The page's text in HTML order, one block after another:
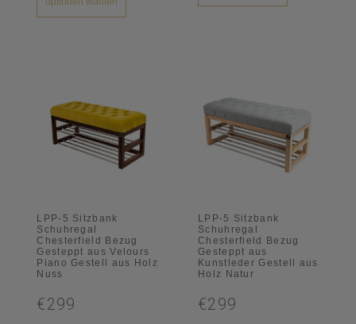
LPP-5 Sitzbank
Schuhregal
Chesterfield Bezug
Gesteppt aus Velours
Piano Gestell aus Holz
Nuss
€299
LPP-5 Sitzbank
Schuhregal
Chesterfield Bezug
Gesteppt aus
Kunstleder Gestell aus
Holz Natur
€299